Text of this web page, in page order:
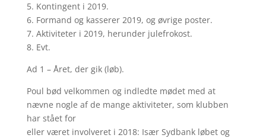
5. Kontingent i 2019.
6. Formand og kasserer 2019, og øvrige poster.
7. Aktiviteter i 2019, herunder julefrokost.
8. Evt.
Ad 1 – Året, der gik (løb).
Poul bød velkommen og indledte mødet med at
nævne nogle af de mange aktiviteter, som klubben
har stået for
eller været involveret i 2018: Især Sydbank løbet og